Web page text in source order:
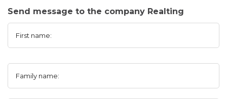
Send message to the company Realting
First name:
Family name: